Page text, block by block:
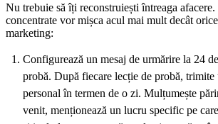
Nu trebuie să îți reconstruiești întreaga
concentrate vor mișca acul mai mult decât
marketing:
Configurează un mesaj de urmărire la 24
probă. După fiecare lecție de probă, trimite
personal în termen de o zi. Mulțumește
venit, menționează un lucru specific pe